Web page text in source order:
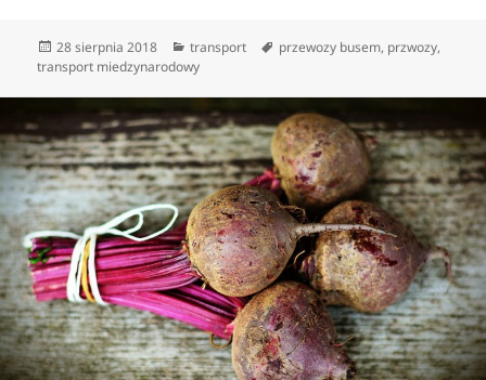
Data
publikacji
28 sierpnia 2018 Kategorie
transport Tagi
przewozy busem, przwozy,
transport miedzynarodowy